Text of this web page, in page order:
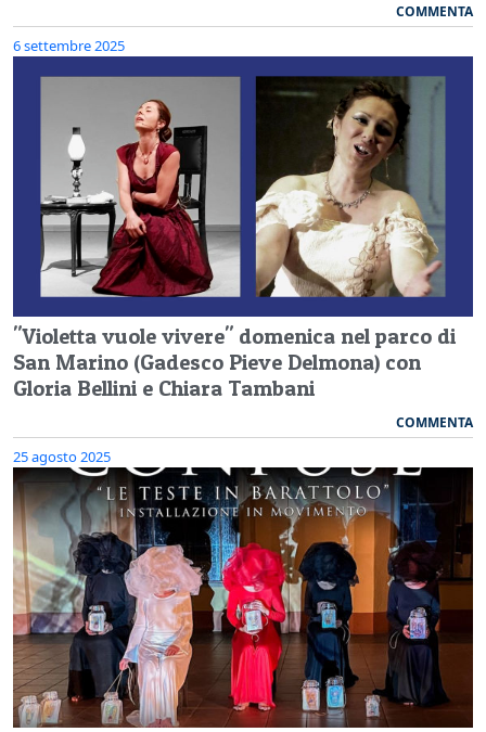
COMMENTA
6 settembre 2025
"Violetta vuole vivere" domenica nel parco di
San Marino (Gadesco Pieve Delmona) con
Gloria Bellini e Chiara Tambani
COMMENTA
25 agosto 2025